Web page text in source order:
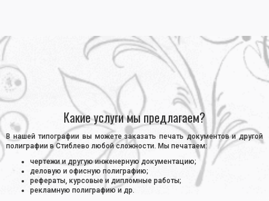
Главная
Типография на Свиблово
Какие услуги мы предлагаем?
В нашей типографии вы можете заказать печать документов и другой
полиграфии в Стиблево любой сложности. Мы печатаем:
чертежи и другую инженерную документацию;
деловую и офисную полиграфию;
рефераты, курсовые и дипломные работы;
рекламную полиграфию и др.